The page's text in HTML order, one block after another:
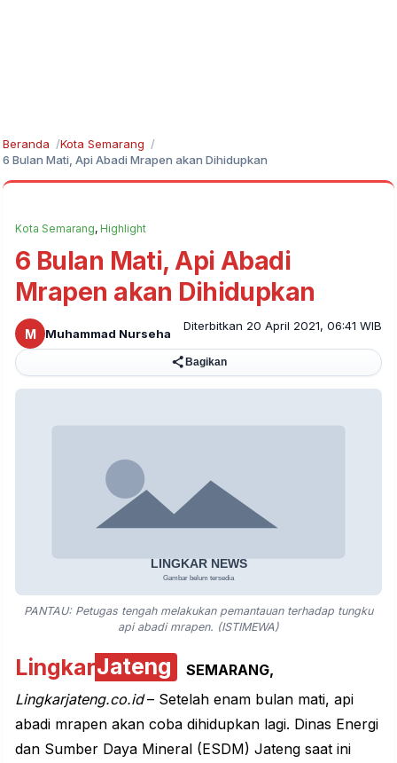
Beranda
Kota Semarang
6 Bulan Mati, Api Abadi Mrapen akan Dihidupkan
Kota Semarang, Highlight
6 Bulan Mati, Api Abadi
Mrapen akan Dihidupkan
M Muhammad Nurseha
Diterbitkan 20 April 2021, 06:41 WIB
Bagikan
PANTAU: Petugas tengah melakukan pemantauan terhadap tungku
api abadi mrapen. (ISTIMEWA)
LingkarJateng
SEMARANG,
Lingkarjateng.co.id – Setelah enam bulan mati, api
abadi mrapen akan coba dihidupkan lagi. Dinas Energi
dan Sumber Daya Mineral (ESDM) Jateng saat ini